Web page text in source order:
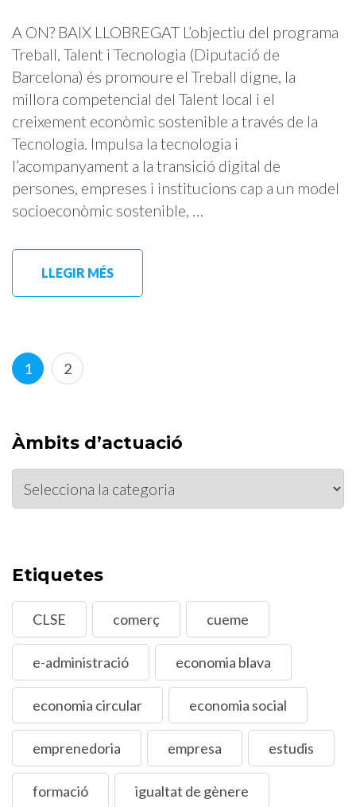
A ON? BAIX LLOBREGAT L’objectiu del programa
Treball, Talent i Tecnologia (Diputació de
Barcelona) és promoure el Treball digne, la
millora competencial del Talent local i el
creixement econòmic sostenible a través de la
Tecnologia. Impulsa la tecnologia i
l’acompanyament a la transició digital de
persones, empreses i institucions cap a un model
socioeconòmic sostenible, …
LLEGIR MÉS
Paginació
de
entrades
Page
1 Page
2
Àmbits d’actuació
Àmbits
d’actuació
Etiquetes
CLSE comerç cueme
e-administració economia blava
economia circular economia social
emprenedoria empresa estudis
formació igualtat de gènere